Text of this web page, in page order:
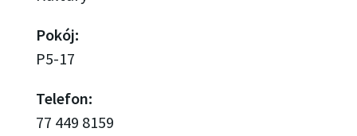
Pokój:
P5-17
Telefon:
77 449 8159